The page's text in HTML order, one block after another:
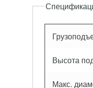
Высота
Макс.